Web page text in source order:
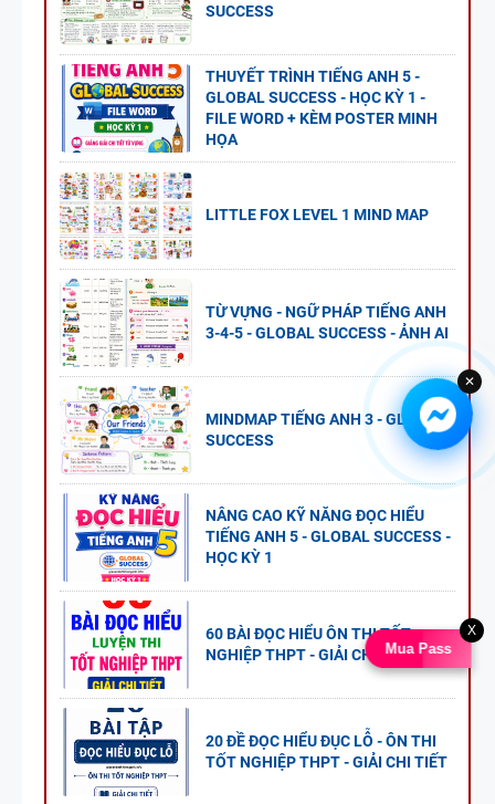
SUCCESS
THUYẾT TRÌNH TIẾNG ANH 5 -
GLOBAL SUCCESS - HỌC KỲ 1 -
FILE WORD + KÈM POSTER MINH
HỌA
LITTLE FOX LEVEL 1 MIND MAP
TỪ VỰNG - NGỮ PHÁP TIẾNG ANH
3-4-5 - GLOBAL SUCCESS - ẢNH AI
MINDMAP TIẾNG ANH 3 - GLOBAL
SUCCESS
NÂNG CAO KỸ NĂNG ĐỌC HIỂU
TIẾNG ANH 5 - GLOBAL SUCCESS -
HỌC KỲ 1
60 BÀI ĐỌC HIỂU ÔN THI TỐT
NGHIỆP THPT - GIẢI CHI TIẾT
20 ĐỀ ĐỌC HIỂU ĐỤC LỖ - ÔN THI
TỐT NGHIỆP THPT - GIẢI CHI TIẾT
Mua Pass
X
✕